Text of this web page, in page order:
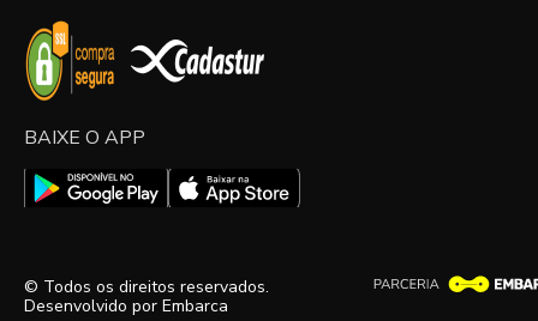
BAIXE O APP
© Todos os direitos reservados.
Desenvolvido por Embarca